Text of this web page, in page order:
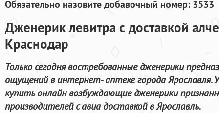
Обязательно назовите добавочный номер: 3533
Дженерик левитра с доставкой
Краснодар
Только сегодня востребованные дженерики
ощущений в интернет- аптеке города Ярославля.
купить онлайн возбуждающие дженерики
производителей с авиа доставкой в Ярославль.